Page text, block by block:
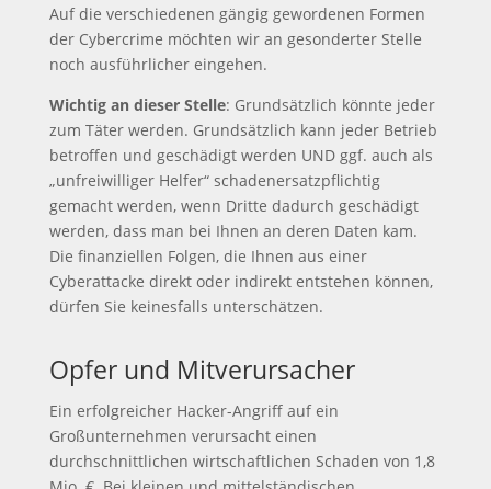
Auf die verschiedenen gängig gewordenen Formen
der Cybercrime möchten wir an gesonderter Stelle
noch ausführlicher eingehen.
Wichtig an dieser Stelle: Grundsätzlich könnte jeder
zum Täter werden. Grundsätzlich kann jeder Betrieb
betroffen und geschädigt werden UND ggf. auch als
„unfreiwilliger Helfer“ schadenersatzpflichtig
gemacht werden, wenn Dritte dadurch geschädigt
werden, dass man bei Ihnen an deren Daten kam.
Die finanziellen Folgen, die Ihnen aus einer
Cyberattacke direkt oder indirekt entstehen können,
dürfen Sie keinesfalls unterschätzen.
Opfer und Mitverursacher
Ein erfolgreicher Hacker-Angriff auf ein
Großunternehmen verursacht einen
durchschnittlichen wirtschaftlichen Schaden von 1,8